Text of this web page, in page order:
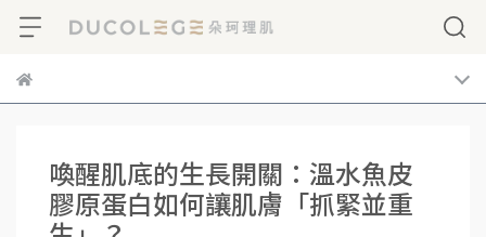
喚醒肌底的生長開關：溫水魚皮
膠原蛋白如何讓肌膚「抓緊並重